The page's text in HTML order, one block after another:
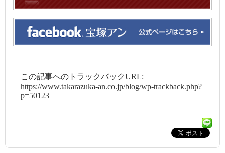
この記事へのトラックバックURL:
https://www.takarazuka-an.co.jp/blog/wp-trackback.php?
p=50123